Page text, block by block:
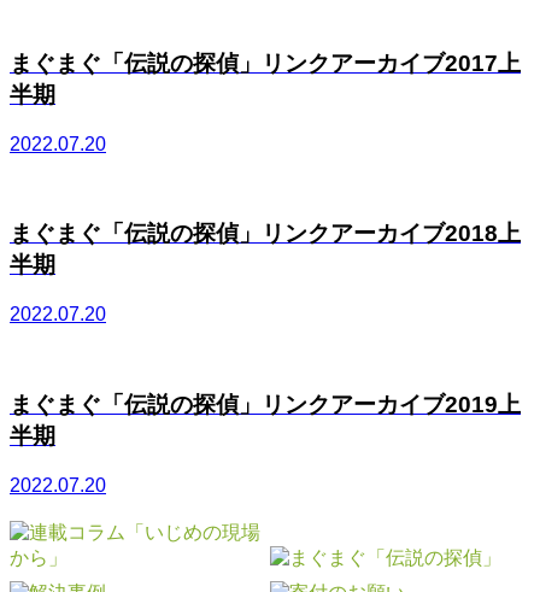
まぐまぐ「伝説の探偵」リンクアーカイブ2017上
半期
2022.07.20
まぐまぐ「伝説の探偵」リンクアーカイブ2018上
半期
2022.07.20
まぐまぐ「伝説の探偵」リンクアーカイブ2019上
半期
2022.07.20